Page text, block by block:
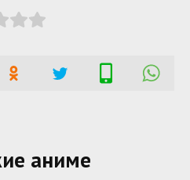
аниме